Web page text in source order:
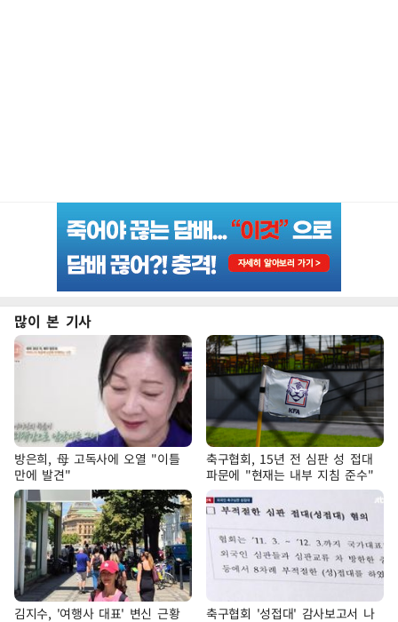
많이 본 기사
방은희, 母 고독사에 오열 "이틀
만에 발견"
축구협회, 15년 전 심판 성 접대
파문에 "현재는 내부 지침 준수"
김지수, '여행사 대표' 변신 근황
축구협회 '성접대' 감사보고서 나